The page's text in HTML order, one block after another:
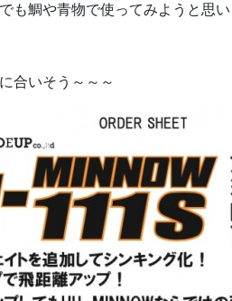
も鯛や青物で使ってみようと思い
合いそう～～～